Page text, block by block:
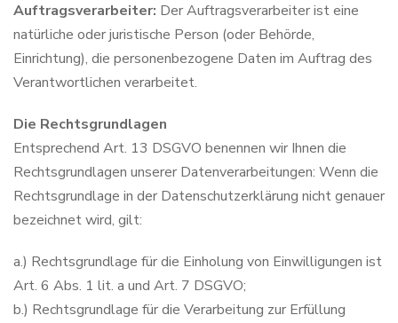
Auftragsverarbeiter: Der Auftragsverarbeiter ist eine
natürliche oder juristische Person (oder Behörde,
Einrichtung), die personenbezogene Daten im Auftrag des
Verantwortlichen verarbeitet.
Die Rechtsgrundlagen
Entsprechend Art. 13 DSGVO benennen wir Ihnen die
Rechtsgrundlagen unserer Datenverarbeitungen: Wenn die
Rechtsgrundlage in der Datenschutzerklärung nicht genauer
bezeichnet wird, gilt:
a.) Rechtsgrundlage für die Einholung von Einwilligungen ist
Art. 6 Abs. 1 lit. a und Art. 7 DSGVO;
b.) Rechtsgrundlage für die Verarbeitung zur Erfüllung